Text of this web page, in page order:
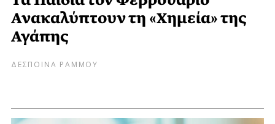
Ανακαλύπτουν τη «Χημεία» της
Αγάπης
ΔΕΣΠΟΙΝΑ ΡΑΜΜΟΥ